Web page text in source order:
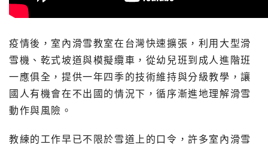
疫情後，室內滑雪教室在台灣快速擴張，利用大型滑
雪機、乾式坡道與模擬纜車，從幼兒班到成人進階班
一應俱全，提供一年四季的技術維持與分級教學，讓
國人有機會在不出國的情況下，循序漸進地理解滑雪
動作與風險。
教練的工作早已不限於雪道上的口令，許多室內滑雪